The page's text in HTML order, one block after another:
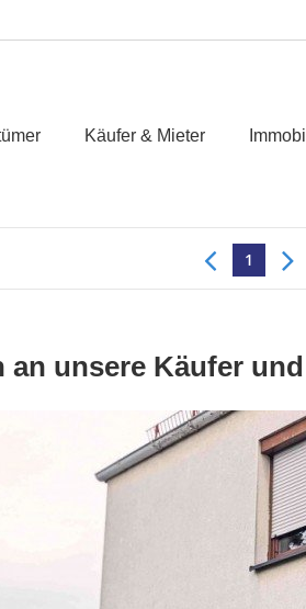
Käufer & Mieter
1
an unsere Käufer